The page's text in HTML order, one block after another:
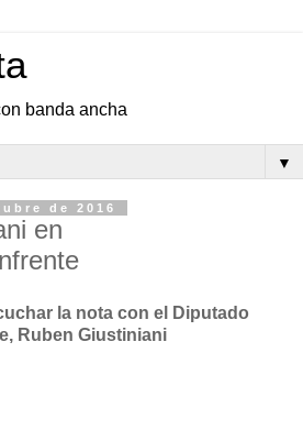
banda ancha
▼
de 2016
en
la nota con el Diputado
Ruben Giustiniani